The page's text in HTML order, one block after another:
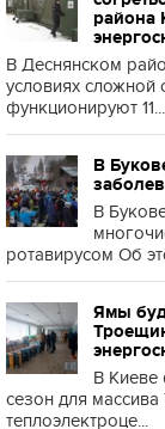
района
В Деснянском
условиях сложной
функционируют 11...
В
В
ротавирусом Об
Ямы
В Киеве
сезон для
теплоэлектроце...